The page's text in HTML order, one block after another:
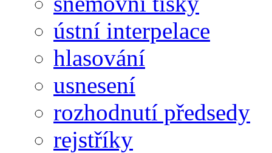
ústní interpelace
hlasování
usnesení
rozhodnutí předsedy
rejstříky